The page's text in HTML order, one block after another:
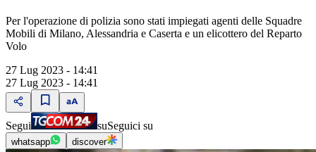
Per l'operazione di polizia sono stati impiegati agenti delle Squadre
Mobili di Milano, Alessandria e Caserta e un elicottero del Reparto
Volo
27 Lug 2023 - 14:41
27 Lug 2023 - 14:41
Segui suSeguici su
whatsapp discover